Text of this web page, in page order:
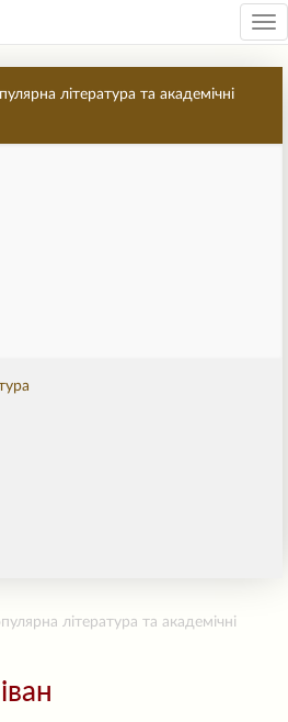
література та академічні
література та академічні